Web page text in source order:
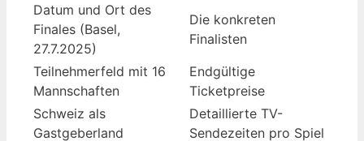
Datum und Ort des
Finales (Basel,
27.7.2025)
Die konkreten
Finalisten
Teilnehmerfeld mit 16
Mannschaften
Endgültige
Ticketpreise
Schweiz als
Gastgeberland
Detaillierte TV-
Sendezeiten pro Spiel